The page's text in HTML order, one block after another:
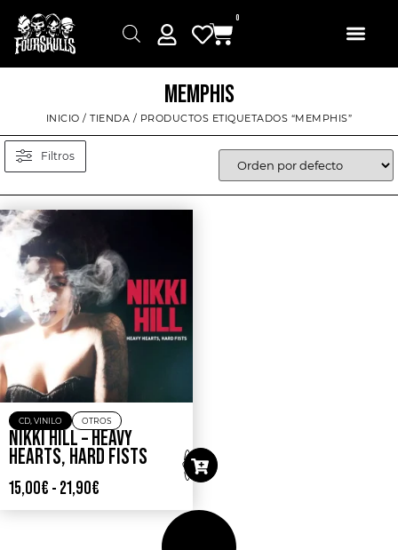
0
MEMPHIS
INICIO /TIENDA / PRODUCTOS ETIQUETADOS “MEMPHIS”
Filtros
CD, VINILO OTROS
NIKKI HILL – HEAVY
HEARTS, HARD FISTS
15,00€ - 21,90€